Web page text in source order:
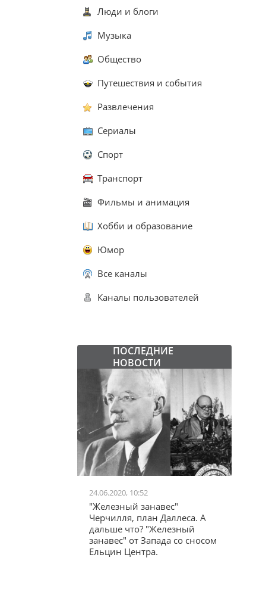
Люди и блоги
Музыка
Общество
Путешествия и события
Развлечения
Сериалы
Спорт
Транспорт
Фильмы и анимация
Хобби и образование
Юмор
Все каналы
Каналы пользователей
ПОСЛЕДНИЕ
НОВОСТИ
24.06.2020, 10:52
"Железный занавес"
Черчилля, план Даллеса. А
дальше что? "Железный
занавес" от Запада со сносом
Ельцин Центра.